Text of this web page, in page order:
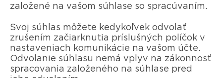
založené na vašom súhlase so spracúvaním.
Svoj súhlas môžete kedykoľvek odvolať
zrušením začiarknutia príslušných políčok v
nastaveniach komunikácie na vašom účte.
Odvolanie súhlasu nemá vplyv na zákonnosť
spracovania založeného na súhlase pred